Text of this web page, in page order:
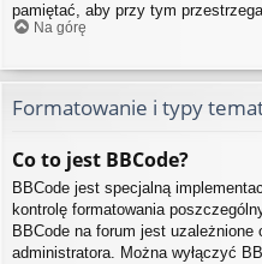
pamiętać, aby przy tym
Na górę
Formatowanie i typy
Co to jest BBCode?
BBCode jest specjalną
kontrolę formatowania
BBCode na forum jest
administratora. Można wyłączyć